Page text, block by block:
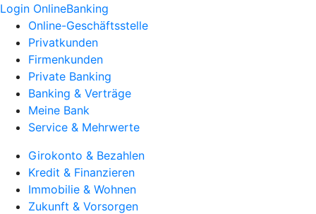
Login OnlineBanking
Online-Geschäftsstelle
Privatkunden
Firmenkunden
Private Banking
Banking & Verträge
Meine Bank
Service & Mehrwerte
Girokonto & Bezahlen
Kredit & Finanzieren
Immobilie & Wohnen
Zukunft & Vorsorgen